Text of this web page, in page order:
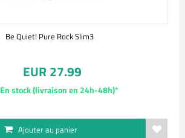
Be Quiet! Pure Rock Slim3
EUR 27.99
En stock (livraison en 24h-48h)*
Ajouter au panier